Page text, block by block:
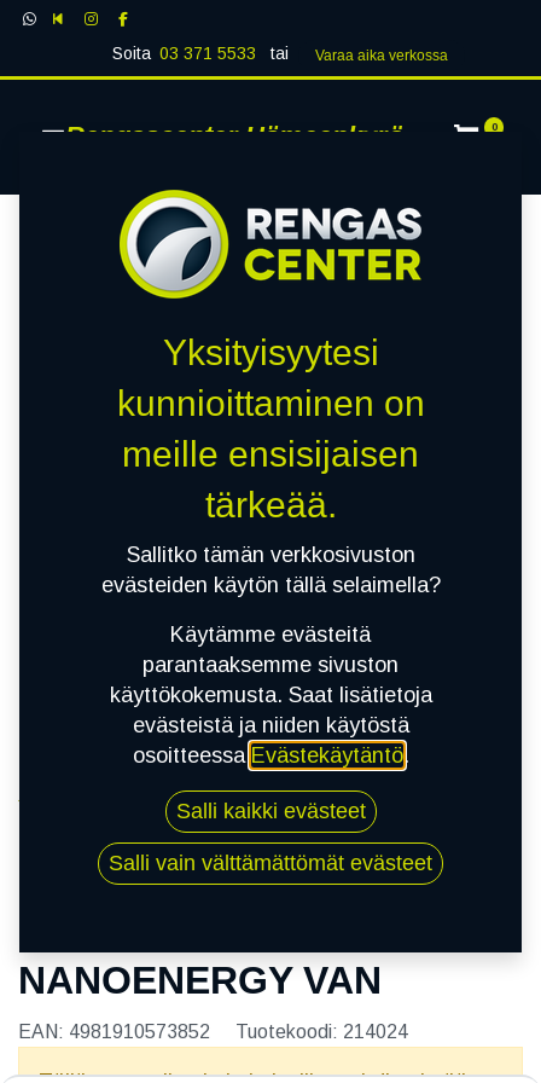
Soita 03 371 5533 tai Varaa aika verk​​​​ossa
Rengascenter Hämeenkyrö 0
185R14C 102S TOYO NANOENERGY VAN
NANOENERGY VAN
EAN: 4981910573852 Tuotekoodi: 214024
Yksityisyytesi
kunnioittaminen on
meille ensisijaisen
tärkeää.
Sallitko tämän verkkosivuston
evästeiden käytön tällä selaimella?
Käytämme evästeitä
parantaaksemme sivuston
käyttökokemusta. Saat lisätietoja
evästeistä ja niiden käytöstä
osoitteessa Evästekäytäntö.
Salli kaikki evästeet
Salli vain välttämättömät evästeet